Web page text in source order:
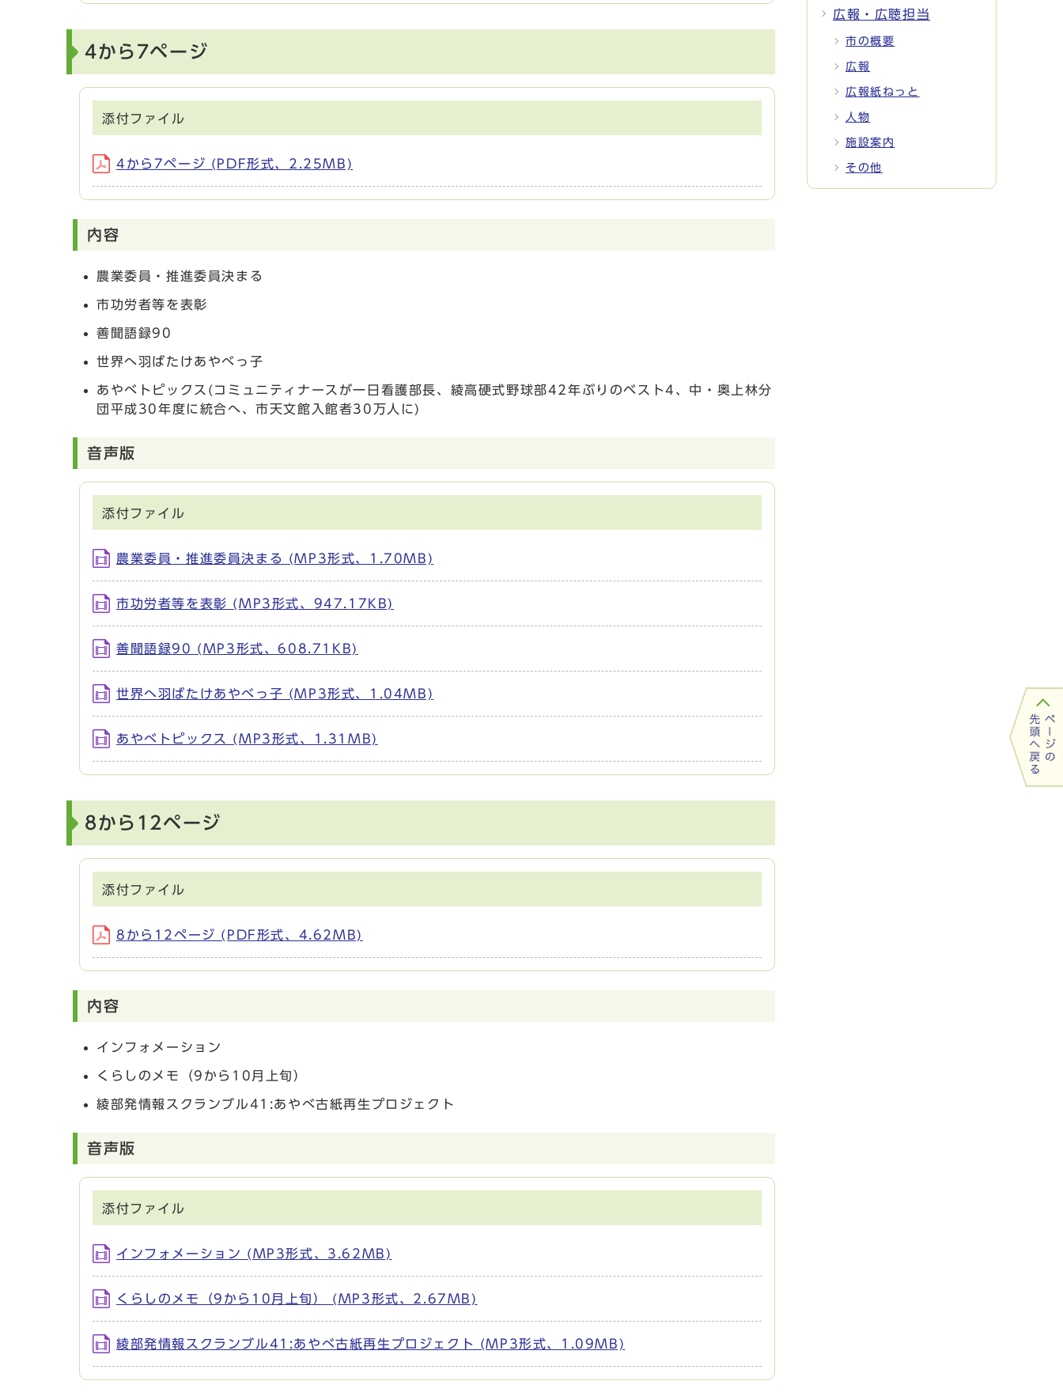
4から7ページ
添付ファイル
4から7ページ (PDF形式、2.25MB)
内容
農業委員・推進委員決まる
市功労者等を表彰
善聞語録90
世界へ羽ばたけあやべっ子
あやべトピックス(コミュニティナースが一日看護部長、綾高硬式野球部42年ぶりのベスト4、中・奥上林分
団平成30年度に統合へ、市天文館入館者30万人に)
音声版
添付ファイル
農業委員・推進委員決まる (MP3形式、1.70MB)
市功労者等を表彰 (MP3形式、947.17KB)
善聞語録90 (MP3形式、608.71KB)
世界へ羽ばたけあやべっ子 (MP3形式、1.04MB)
あやべトピックス (MP3形式、1.31MB)
8から12ページ
添付ファイル
8から12ページ (PDF形式、4.62MB)
内容
インフォメーション
くらしのメモ（9から10月上旬）
綾部発情報スクランブル41:あやべ古紙再生プロジェクト
音声版
添付ファイル
インフォメーション (MP3形式、3.62MB)
くらしのメモ（9から10月上旬） (MP3形式、2.67MB)
綾部発情報スクランブル41:あやべ古紙再生プロジェクト (MP3形式、1.09MB)
広報・広聴担当
市の概要
広報
広報紙ねっと
人物
施設案内
その他